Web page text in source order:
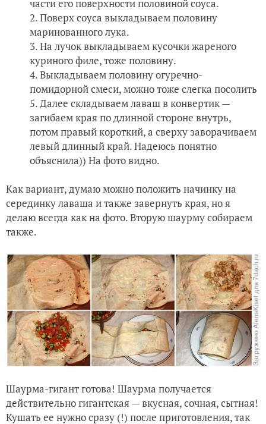
части его поверхности половиной соуса.
Поверх соуса выкладываем половину
маринованного лука.
На лучок выкладываем кусочки жареного
куриного филе, тоже половину.
Выкладываем половину огуречно-
помидорной смеси, можно тоже слегка посолить
Далее складываем лаваш в конвертик —
загибаем края по длинной стороне внутрь,
потом правый короткий, а сверху заворачиваем
левый длинный край. Надеюсь понятно
объяснила)) На фото видно.
Как вариант, думаю можно положить начинку на
серединку лаваша и также завернуть края, но я
делаю всегда как на фото. Вторую шаурму собираем
также.
Шаурма-гигант готова! Шаурма получается
действительно гигантская — вкусная, сочная, сытная!
Кушать ее нужно сразу (!) после приготовления, так